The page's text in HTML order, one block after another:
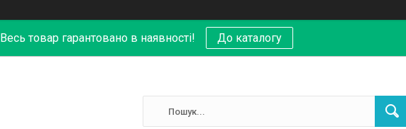
Весь товар гарантовано в наявності! До каталогу